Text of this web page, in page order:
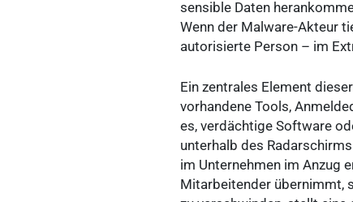
sensible Daten
Wenn der Malware-Akteur
autorisierte Person – im
Ein zentrales Element
vorhandene Tools,
es, verdächtige Software
unterhalb des
im Unternehmen im Anzug
Mitarbeitender übernimmt,